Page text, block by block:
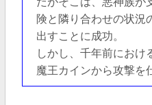
険と隣り合わせの状況
出すことに成功。
しかし、千年前におけ
魔王カインから攻撃